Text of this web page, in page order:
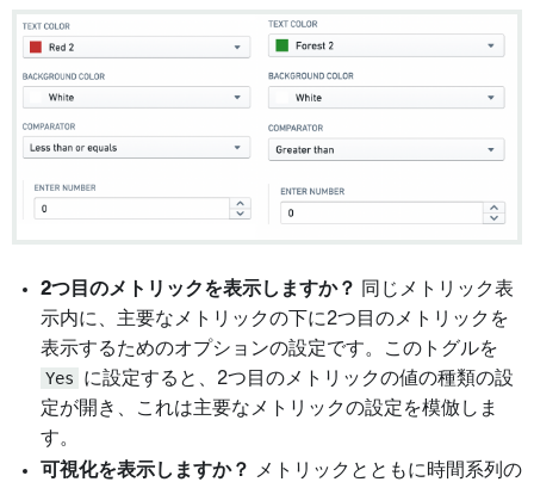
2つ目のメトリックを表示しますか？
同じメトリック表
示内に、主要なメトリックの下に2つ目のメトリックを
表示するためのオプションの設定です。このトグルを
Yes
に設定すると、2つ目のメトリックの値の種類の設
定が開き、これは主要なメトリックの設定を模倣しま
す。
可視化を表示しますか？ メトリックとともに時間系列の